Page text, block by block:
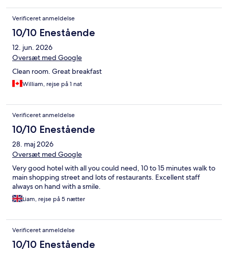
Verificeret anmeldelse
10/10 Enestående
12. jun. 2026
Oversæt med Google
Clean room. Great breakfast
William, rejse på 1 nat
Verificeret anmeldelse
10/10 Enestående
28. maj 2026
Oversæt med Google
Very good hotel with all you could need, 10 to 15 minutes walk to
main shopping street and lots of restaurants. Excellent staff
always on hand with a smile.
Liam, rejse på 5 nætter
Verificeret anmeldelse
10/10 Enestående